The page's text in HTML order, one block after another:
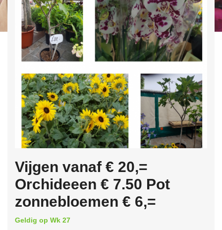
Vijgen vanaf € 20,=
Orchideeen € 7.50 Pot
zonnebloemen € 6,=
Geldig op Wk 27